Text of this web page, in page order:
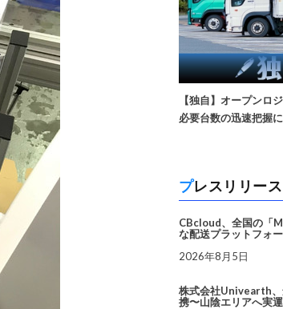
【独自】オープンロ
必要台数の迅速把握
プレスリリー
CBcloud、全国の「
な配送プラットフォ
2026年8月5日
株式会社Univearth、
携〜山陰エリアへ実